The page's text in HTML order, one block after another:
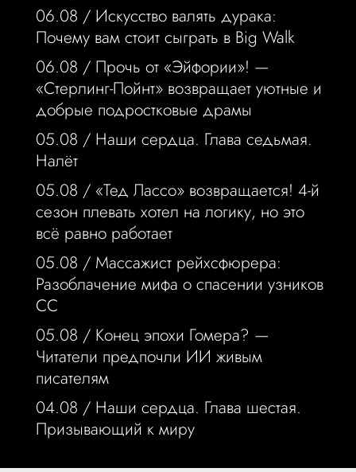
06.08 / Искусство валять дурака:
Почему вам стоит сыграть в Big Walk
06.08 / Прочь от «Эйфории»! —
«Стерлинг-Пойнт» возвращает уютные и
добрые подростковые драмы
05.08 / Наши сердца. Глава седьмая.
Налёт
05.08 / «Тед Лассо» возвращается! 4-й
сезон плевать хотел на логику, но это
всё равно работает
05.08 / Массажист рейхсфюрера:
Разоблачение мифа о спасении узников
СС
05.08 / Конец эпохи Гомера? —
Читатели предпочли ИИ живым
писателям
04.08 / Наши сердца. Глава шестая.
Призывающий к миру